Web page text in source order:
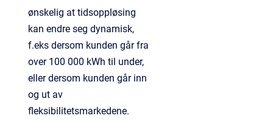
ønskelig at tidsoppløsing
kan endre seg dynamisk,
f.eks dersom kunden går fra
over 100 000 kWh til under,
eller dersom kunden går inn
og ut av
fleksibilitetsmarkedene.